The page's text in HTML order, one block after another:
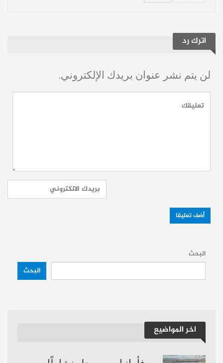
و174 يوماً.
القبرصي في الجولة المقبلة، بينما يستضيف
تشيلسي فريق بنفيكا على ملعب
يوتيوب تويتر
اترك رد
لن يتم نشر عنوان بريدك الإلكتروني.
البحث
البحث
اخر المواضيع